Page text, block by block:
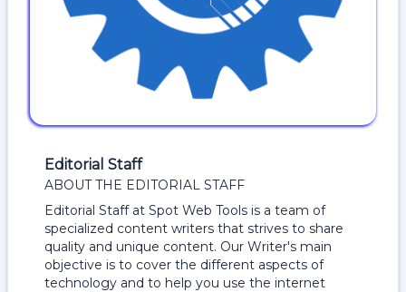
Editorial Staff
ABOUT THE EDITORIAL STAFF
Editorial Staff at Spot Web Tools is a team of
specialized content writers that strives to share
quality and unique content. Our Writer's main
objective is to cover the different aspects of
technology and to help you use the internet